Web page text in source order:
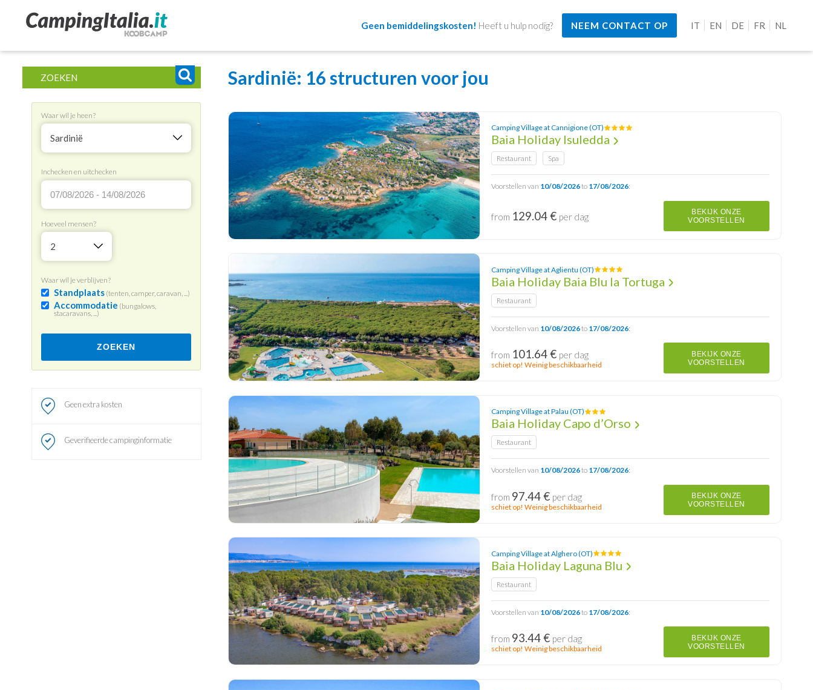
Geen bemiddelingskosten! Heeft u hulp nodig? NEEM CONTACT OP IT EN DE FR NL
ZOEKEN
Waar wil je heen?
Sardinië
Inchecken en uitchecken
Hoeveel mensen?
2
Waar wil je verblijven?
Standplaats(tenten, camper, caravan, ...)
Accommodatie (bungalows,
stacaravans, ...)
ZOEKEN
Geen extra kosten
Geverifieerde campinginformatie
Sardinië: 16 structuren voor jou
Camping Village at Cannigione (OT)
Baia Holiday Isuledda
Restaurant Spa
Voorstellen van 10/08/2026to 17/08/2026:
from 129.04 € per dag
BEKIJK ONZE
VOORSTELLEN
Camping Village at Aglientu (OT)
Baia Holiday Baia Blu la Tortuga
Restaurant
Voorstellen van 10/08/2026to 17/08/2026:
from 101.64 € per dag
schiet op! Weinig beschikbaarheid
BEKIJK ONZE
VOORSTELLEN
Camping Village at Palau (OT)
Baia Holiday Capo d’Orso
Restaurant
Voorstellen van 10/08/2026to 17/08/2026:
from 97.44 € per dag
schiet op! Weinig beschikbaarheid
BEKIJK ONZE
VOORSTELLEN
Camping Village at Alghero (OT)
Baia Holiday Laguna Blu
Restaurant
Voorstellen van 10/08/2026to 17/08/2026:
from 93.44 € per dag
schiet op! Weinig beschikbaarheid
BEKIJK ONZE
VOORSTELLEN